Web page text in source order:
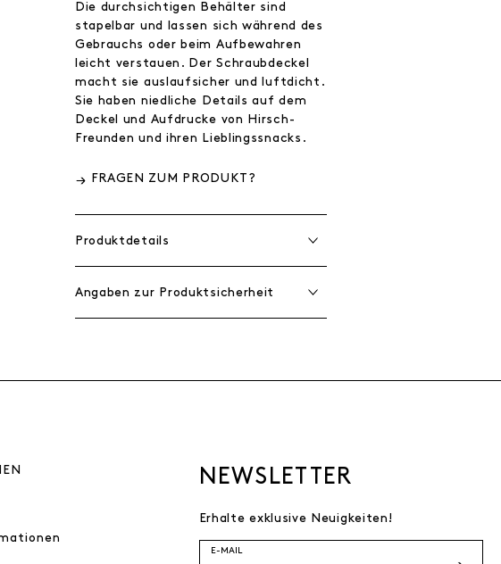
Die durchsichtigen Behälter sind
stapelbar und lassen sich während des
Gebrauchs oder beim Aufbewahren
leicht verstauen. Der Schraubdeckel
macht sie auslaufsicher und luftdicht.
Sie haben niedliche Details auf dem
Deckel und Aufdrucke von Hirsch-
Freunden und ihren Lieblingssnacks.
FRAGEN ZUM PRODUKT?
Produktdetails
Angaben zur Produktsicherheit
NEWSLETTER
Erhalte exklusive Neuigkeiten!
E-MAIL